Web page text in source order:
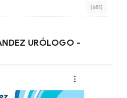
(681)
URÓLOGO -